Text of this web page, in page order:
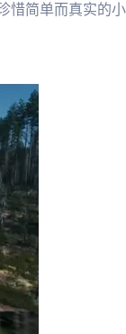
惜简单而真实的